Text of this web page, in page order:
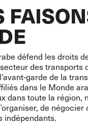
défend les droits
des transports
garde de la
dans le Monde
dans toute la
de
indépendants.